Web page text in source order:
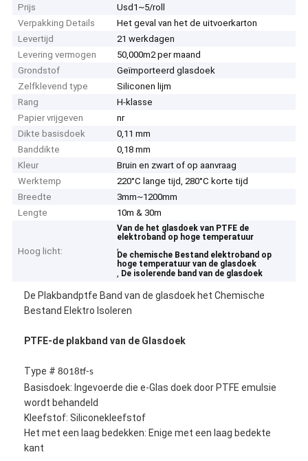
Prijs
Usd1~5/roll
Verpakking Details
Het geval van het de uitvoerkarton
Levertijd
21 werkdagen
Levering vermogen
50,000m2 per maand
Grondstof
Geïmporteerd glasdoek
Zelfklevend type
Siliconen lijm
Rang
H-klasse
Papier vrijgeven
nr
Dikte basisdoek
0,11 mm
Banddikte
0,18 mm
Kleur
Bruin en zwart of op aanvraag
Werktemp
220°C lange tijd, 280°C korte tijd
Breedte
3mm~1200mm
Lengte
10m & 30m
Hoog licht:
Van de het glasdoek van PTFE de
elektroband op hoge temperatuur
,
De chemische Bestand elektroband op
hoge temperatuur van de glasdoek
, De isolerende band van de glasdoek
De Plakbandptfe Band van de glasdoek het Chemische
Bestand Elektro Isoleren
PTFE-de plakband van de Glasdoek
Type #8018tf-s
Basisdoek: Ingevoerde die e-Glas doek door PTFE emulsie
wordt behandeld
Kleefstof: Siliconekleefstof
Het met een laag bedekken: Enige met een laag bedekte
kant